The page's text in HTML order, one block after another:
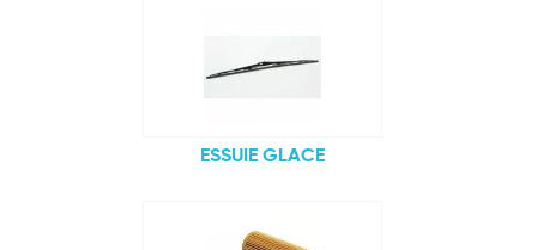
ESSUIE GLACE